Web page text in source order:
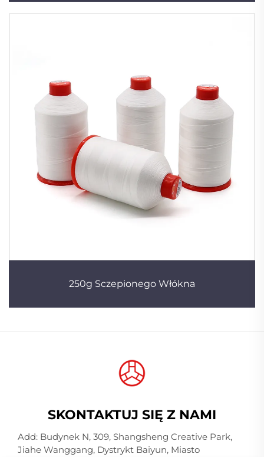
250g Sczepionego Włókna
SKONTAKTUJ SIĘ Z NAMI
Add: Budynek N, 309, Shangsheng Creative Park,
Jiahe Wanggang, Dystrykt Baiyun, Miasto